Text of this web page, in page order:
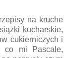
na kruche
kucharskie,
cukierniczych i
co mi Pascale,